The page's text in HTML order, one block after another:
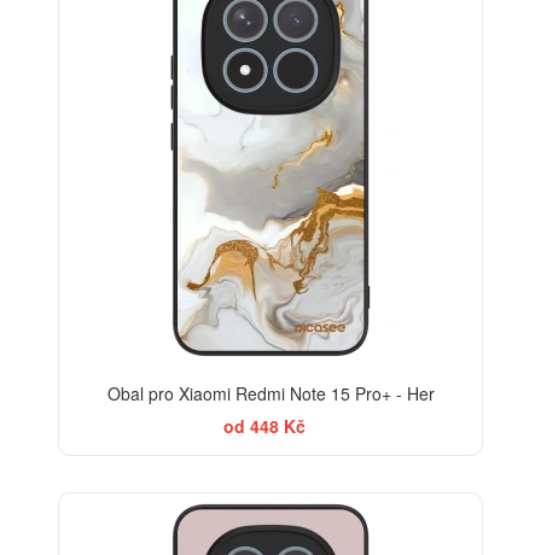
Obal pro Xiaomi Redmi Note 15 Pro+ - Her
od 448 Kč